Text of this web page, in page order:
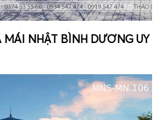
NHẬT BÌNH DƯƠNG UY